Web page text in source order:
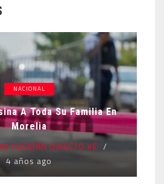
NACIONAL
A Toda Su Familia En
Morelia
YUCATÁN DIRECTO KE
4 años ago